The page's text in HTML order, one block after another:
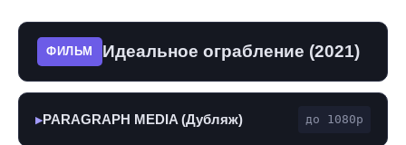
ФИЛЬМ Идеальное ограбление (2021)
▶ PARAGRAPH MEDIA (Дубляж) до 1080p